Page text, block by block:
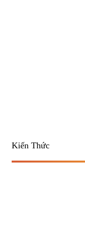
Kiến Thức